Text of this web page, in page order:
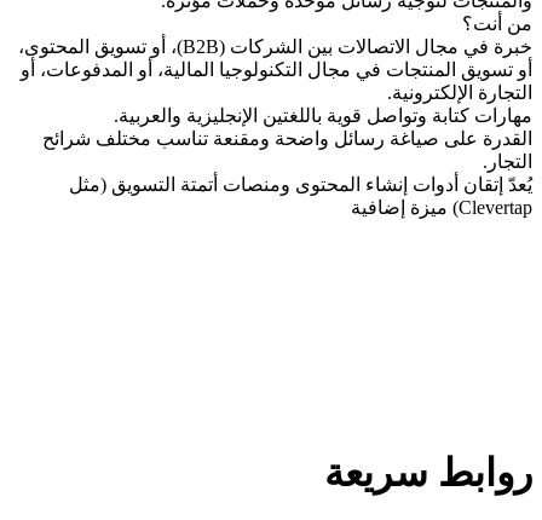
من أنت؟
خبرة في مجال الاتصالات بين الشركات (B2B)، أو تسويق المحتوى،
أو تسويق المنتجات في مجال التكنولوجيا المالية، أو المدفوعات، أو
التجارة الإلكترونية.
مهارات كتابة وتواصل قوية باللغتين الإنجليزية والعربية.
القدرة على صياغة رسائل واضحة ومقنعة تناسب مختلف شرائح
التجار.
يُعدّ إتقان أدوات إنشاء المحتوى ومنصات أتمتة التسويق (مثل
Clevertap) ميزة إضافية
روابط سريعة